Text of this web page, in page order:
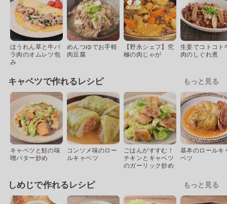
ほうれん草と牛バ
ラ肉のオムレツ包
み
めんつゆでお手軽
肉豆腐
【野永シェフ】究
極の肉じゃが
生姜でコトコト
肉のしぐれ煮
キャベツで作れるレシピ もっと見る
キャベツと鮭の味
噌バター炒め
コンソメ味のロー
ルキャベツ
ごはんがすすむ！
チキンとキャベツ
のガーリック炒め
基本のロールキ
ベツ
しめじで作れるレシピ もっと見る